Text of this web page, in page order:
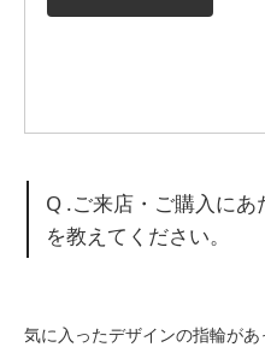
Q .ご来店・ご購入に
を教えてください。
気に入ったデザインの指輪があ